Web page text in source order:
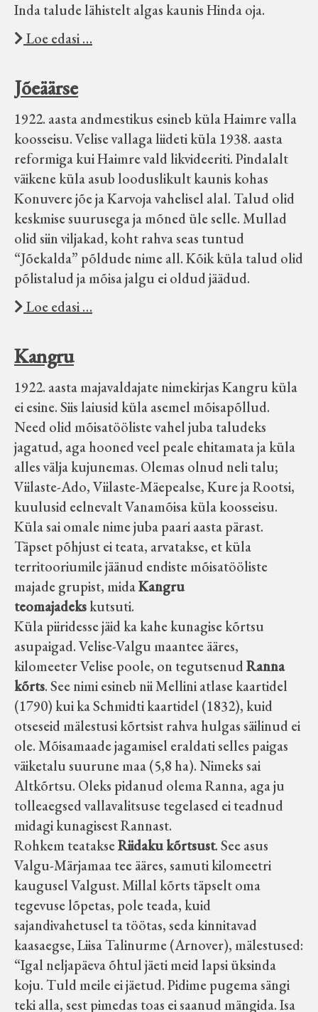
Inda talude lähistelt algas kaunis Hinda oja.
Loe edasi …
Jõeäärse
1922. aasta andmestikus esineb küla Haimre valla
koosseisu. Velise vallaga liideti küla 1938. aasta
reformiga kui Haimre vald likvideeriti. Pindalalt
väikene küla asub looduslikult kaunis kohas
Konuvere jõe ja Karvoja vahelisel alal. Talud olid
keskmise suurusega ja mõned üle selle. Mullad
olid siin viljakad, koht rahva seas tuntud
“Jõekalda” põldude nime all. Kõik küla talud olid
põlistalud ja mõisa jalgu ei oldud jäädud.
Loe edasi …
Kangru
1922. aasta majavaldajate nimekirjas Kangru küla
ei esine. Siis laiusid küla asemel mõisapõllud.
Need olid mõisatööliste vahel juba taludeks
jagatud, aga hooned veel peale ehitamata ja küla
alles välja kujunemas. Olemas olnud neli talu;
Viilaste-Ado, Viilaste-Mäepealse, Kure ja Rootsi,
kuulusid eelnevalt Vanamõisa küla koosseisu.
Küla sai omale nime juba paari aasta pärast.
Täpset põhjust ei teata, arvatakse, et küla
territooriumile jäänud endiste mõisatööliste
majade grupist, midaKangru
teomajadekskutsuti.
Küla piiridesse jäid ka kahe kunagise kõrtsu
asupaigad. Velise-Valgu maantee ääres,
kilomeeter Velise poole, on tegutsenudRanna
kõrts. See nimi esineb nii Mellini atlase kaartidel
(1790) kui ka Schmidti kaartidel (1832), kuid
otseseid mälestusi kõrtsist rahva hulgas säilinud ei
ole. Mõisamaade jagamisel eraldati selles paigas
väiketalu suurune maa (5,8 ha). Nimeks sai
Altkõrtsu. Oleks pidanud olema Ranna, aga ju
tolleaegsed vallavalitsuse tegelased ei teadnud
midagi kunagisest Rannast.
Rohkem teatakseRiidaku kõrtsust. See asus
Valgu-Märjamaa tee ääres, samuti kilomeetri
kaugusel Valgust. Millal kõrts täpselt oma
tegevuse lõpetas, pole teada, kuid
sajandivahetusel ta töötas, seda kinnitavad
kaasaegse, Liisa Talinurme (Arnover), mälestused:
“Igal neljapäeva õhtul jäeti meid lapsi üksinda
koju. Tuld meile ei jäetud. Pidime pugema sängi
teki alla, sest pimedas toas ei saanud mängida. Isa